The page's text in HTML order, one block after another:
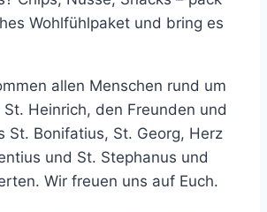
Wohlfühlpaket und bring es
allen Menschen rund um
Heinrich, den Freunden und
St. Bonifatius, St. Georg, Herz
und St. Stephanus und
Wir freuen uns auf Euch.